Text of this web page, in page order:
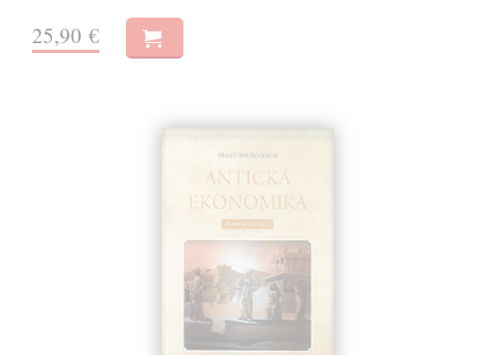
25,90 €